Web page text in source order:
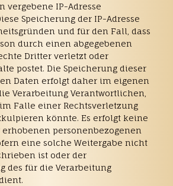
vergebene IP-Adresse
Speicherung der IP-Adresse
und für den Fall, dass
durch einen abgegebenen
Dritter verletzt oder
postet. Die Speicherung dieser
Daten erfolgt daher im eigenen
Verarbeitung Verantwortlichen,
Falle einer Rechtsverletzung
könnte. Es erfolgt keine
erhobenen personenbezogenen
eine solche Weitergabe nicht
ist oder der
des für die Verarbeitung